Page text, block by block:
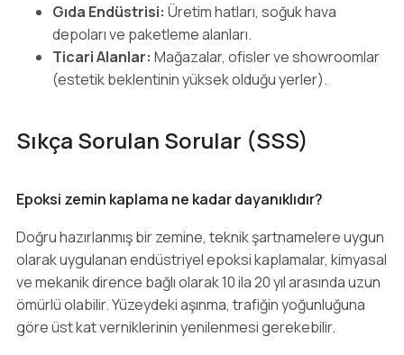
Gıda Endüstrisi: Üretim hatları, soğuk hava
depoları ve paketleme alanları.
Ticari Alanlar: Mağazalar, ofisler ve showroomlar
(estetik beklentinin yüksek olduğu yerler).
Sıkça Sorulan Sorular (SSS)
Epoksi zemin kaplama ne kadar dayanıklıdır?
Doğru hazırlanmış bir zemine, teknik şartnamelere uygun
olarak uygulanan endüstriyel epoksi kaplamalar, kimyasal
ve mekanik dirence bağlı olarak 10 ila 20 yıl arasında uzun
ömürlü olabilir. Yüzeydeki aşınma, trafiğin yoğunluğuna
göre üst kat verniklerinin yenilenmesi gerekebilir.